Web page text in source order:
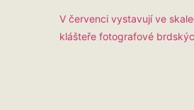
V červenci vystavují ve
klášteře fotografové